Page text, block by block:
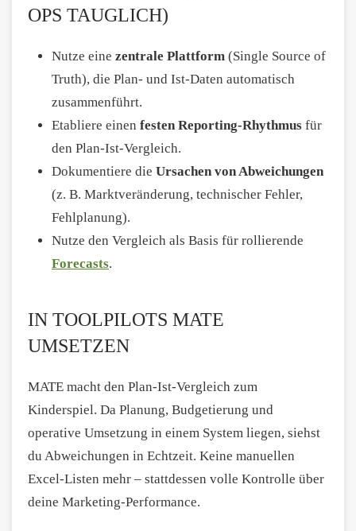
OPS TAUGLICH)
Nutze eine zentrale Plattform (Single Source of
Truth), die Plan- und Ist-Daten automatisch
zusammenführt.
Etabliere einen festen Reporting-Rhythmus für
den Plan-Ist-Vergleich.
Dokumentiere die Ursachen von Abweichungen
(z. B. Marktveränderung, technischer Fehler,
Fehlplanung).
Nutze den Vergleich als Basis für rollierende
Forecasts.
IN TOOLPILOTS MATE
UMSETZEN
MATE macht den Plan-Ist-Vergleich zum
Kinderspiel. Da Planung, Budgetierung und
operative Umsetzung in einem System liegen, siehst
du Abweichungen in Echtzeit. Keine manuellen
Excel-Listen mehr – stattdessen volle Kontrolle über
deine Marketing-Performance.